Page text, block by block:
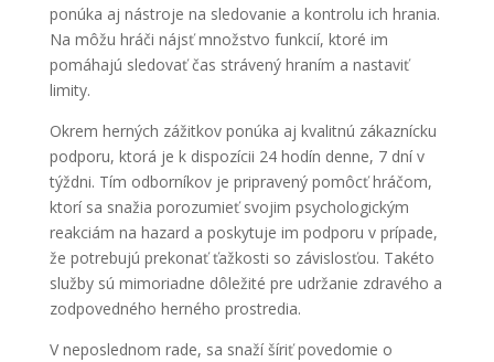
ponúka aj nástroje na sledovanie a kontrolu ich hrania.
Na môžu hráči nájsť množstvo funkcií, ktoré im
pomáhajú sledovať čas strávený hraním a nastaviť
limity.
Okrem herných zážitkov ponúka aj kvalitnú zákaznícku
podporu, ktorá je k dispozícii 24 hodín denne, 7 dní v
týždni. Tím odborníkov je pripravený pomôcť hráčom,
ktorí sa snažia porozumieť svojim psychologickým
reakciám na hazard a poskytuje im podporu v prípade,
že potrebujú prekonať ťažkosti so závislosťou. Takéto
služby sú mimoriadne dôležité pre udržanie zdravého a
zodpovedného herného prostredia.
V neposlednom rade, sa snaží šíriť povedomie o